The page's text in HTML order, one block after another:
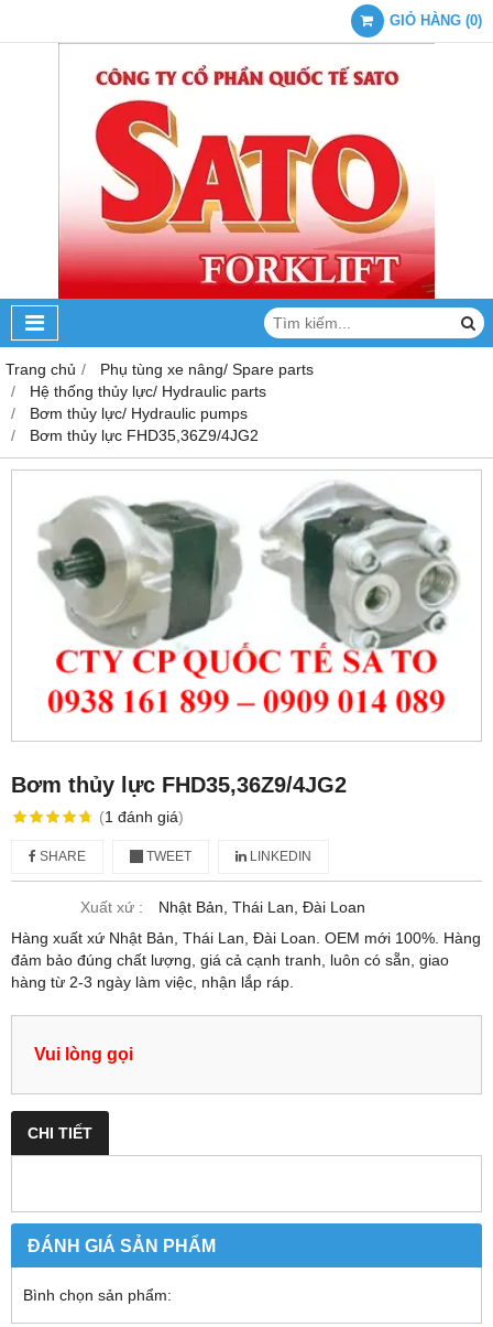
GIỎ HÀNG (0)
Trang chủ
Phụ tùng xe nâng/ Spare parts
Hệ thống thủy lực/ Hydraulic parts
Bơm thủy lực/ Hydraulic pumps
Bơm thủy lực FHD35,36Z9/4JG2
Bơm thủy lực FHD35,36Z9/4JG2
(1 đánh giá)
SHARE TWEET LINKEDIN
Xuất xứ :
Nhật Bản, Thái Lan, Đài Loan
Hàng xuất xứ Nhật Bản, Thái Lan, Đài Loan. OEM mới 100%. Hàng
đảm bảo đúng chất lượng, giá cả cạnh tranh, luôn có sẵn, giao
hàng từ 2-3 ngày làm việc, nhận lắp ráp.
Vui lòng gọi
CHI TIẾT
ĐÁNH GIÁ SẢN PHẨM
Bình chọn sản phẩm: